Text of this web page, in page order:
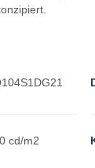
cd/m2